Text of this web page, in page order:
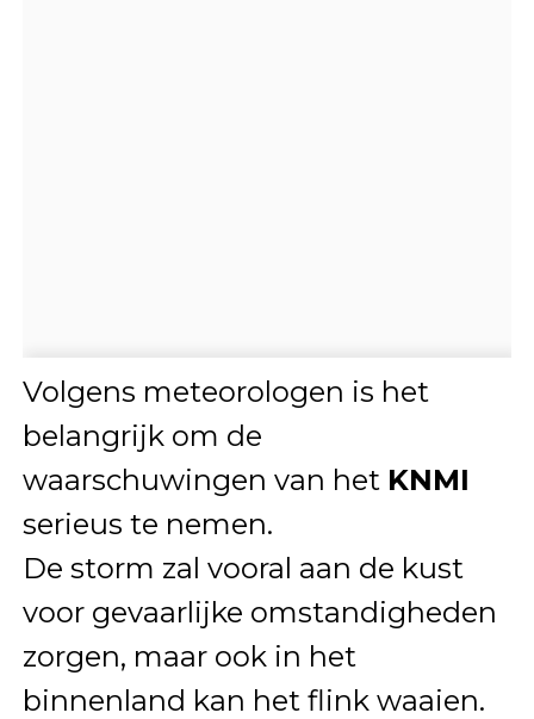
Volgens meteorologen is het
belangrijk om de
waarschuwingen van het KNMI
serieus te nemen.
De storm zal vooral aan de kust
voor gevaarlijke omstandigheden
zorgen, maar ook in het
binnenland kan het flink waaien.